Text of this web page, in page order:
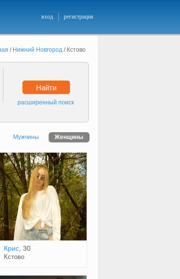
вход регистрация
/ Нижний Новгород/ Кстово
Найти
расширенный поиск
Мужчины Женщины
Крис, 30
Кстово